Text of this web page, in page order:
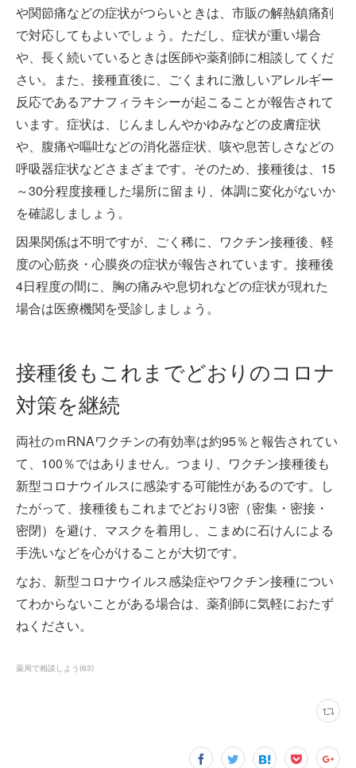
や関節痛などの症状がつらいときは、市販の解熱鎮痛剤
で対応してもよいでしょう。ただし、症状が重い場合
や、長く続いているときは医師や薬剤師に相談してくだ
さい。また、接種直後に、ごくまれに激しいアレルギー
反応であるアナフィラキシーが起こることが報告されて
います。症状は、じんましんやかゆみなどの皮膚症状
や、腹痛や嘔吐などの消化器症状、咳や息苦しさなどの
呼吸器症状などさまざまです。そのため、接種後は、15
～30分程度接種した場所に留まり、体調に変化がないか
を確認しましょう。
因果関係は不明ですが、ごく稀に、ワクチン接種後、軽
度の心筋炎・心膜炎の症状が報告されています。接種後
4日程度の間に、胸の痛みや息切れなどの症状が現れた
場合は医療機関を受診しましょう。
接種後もこれまでどおりのコロナ
対策を継続
両社のｍRNAワクチンの有効率は約95％と報告されてい
て、100％ではありません。つまり、ワクチン接種後も
新型コロナウイルスに感染する可能性があるのです。し
たがって、接種後もこれまでどおり3密（密集・密接・
密閉）を避け、マスクを着用し、こまめに石けんによる
手洗いなどを心がけることが大切です。
なお、新型コロナウイルス感染症やワクチン接種につい
てわからないことがある場合は、薬剤師に気軽におたず
ねください。
薬局で相談しよう (63)